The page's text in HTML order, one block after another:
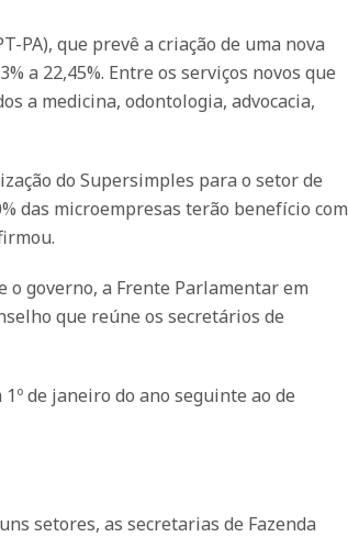
PA), que prevê a criação de uma nova
a 22,45%. Entre os serviços novos que
a medicina, odontologia, advocacia,
do Supersimples para o setor de
das microempresas terão benefício com
o governo, a Frente Parlamentar em
que reúne os secretários de
de janeiro do ano seguinte ao de
setores, as secretarias de Fazenda